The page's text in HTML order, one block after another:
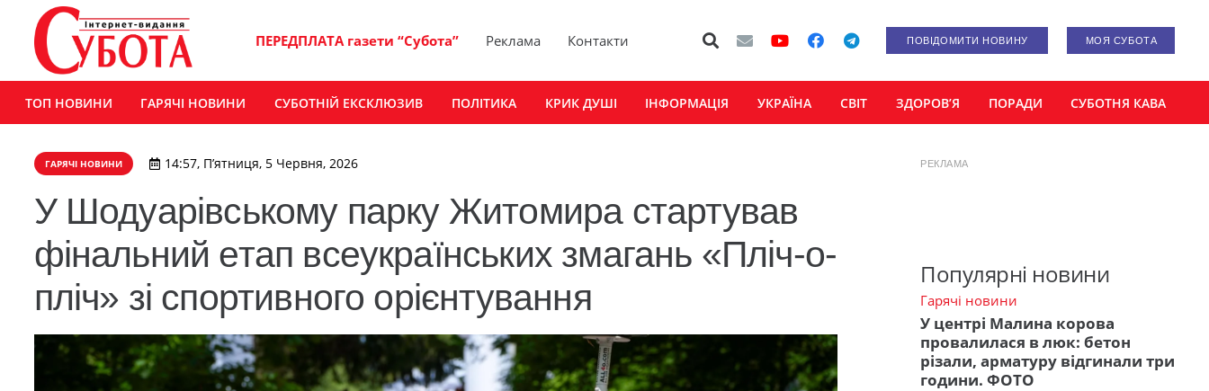
ПЕРЕДПЛАТА газети “Субота” Реклама Контакти ПОВІДОМИТИ НОВИНУ МОЯ СУБОТА
ТОП НОВИНИ ГАРЯЧІ НОВИНИ СУБОТНІЙ ЕКСКЛЮЗИВ ПОЛІТИКА КРИК ДУШІ ІНФОРМАЦІЯ УКРАЇНА СВІТ ЗДОРОВ’Я ПОРАДИ СУБОТНЯ КАВА
ГАРЯЧІ НОВИНИ 14:57, П’ятниця, 5 Червня, 2026
У Шодуарівському парку Житомира стартував
фінальний етап всеукраїнських змагань «Пліч-о-
пліч» зі спортивного орієнтування
РЕКЛАМА
Популярні новини
Гарячі новини
У центрі Малина корова
провалилася в люк: бетон
різали, арматуру відгинали три
години. ФОТО